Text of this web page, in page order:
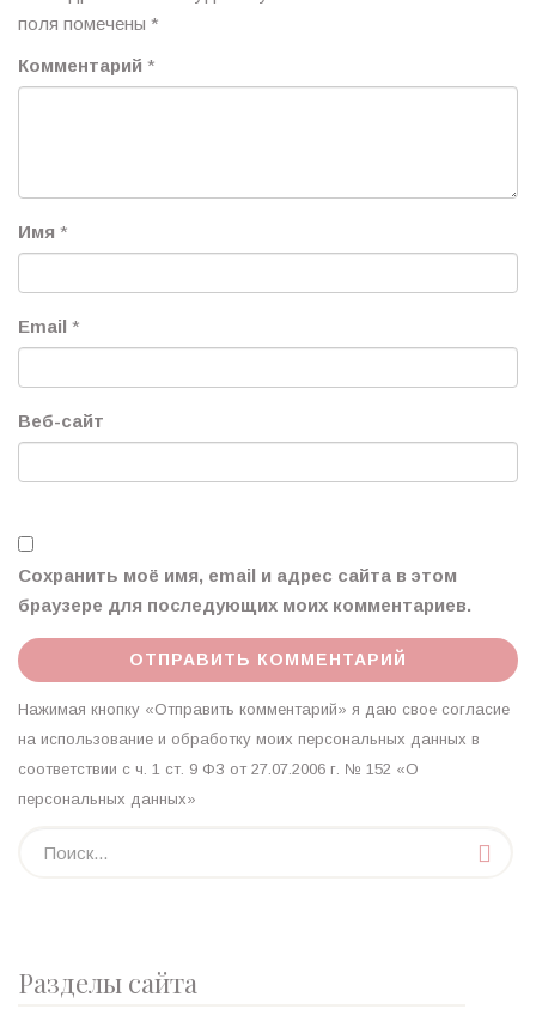
поля помечены *
Комментарий *
Имя *
Email *
Веб-сайт
Сохранить моё имя, email и адрес сайта в этом
браузере для последующих моих комментариев.
Нажимая кнопку «Отправить комментарий» я даю свое согласие
на использование и обработку моих персональных данных в
соответствии с ч. 1 ст. 9 ФЗ от 27.07.2006 г. № 152 «О
персональных данных»
Разделы сайта